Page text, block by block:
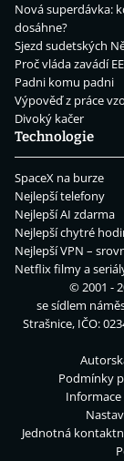
Nová superdávka:
dosáhne?
Sjezd sudetských
Proč vláda zavádí
Padni komu padni
Výpověď z práce
Divoký kačer
Technologie
SpaceX na burze
Nejlepší telefony
Nejlepší AI zdarma
Nejlepší chytré
Nejlepší VPN –
Netflix filmy a
© 2001 -
se sídlem
Strašnice, IČO:
Podmínky
Jednotná